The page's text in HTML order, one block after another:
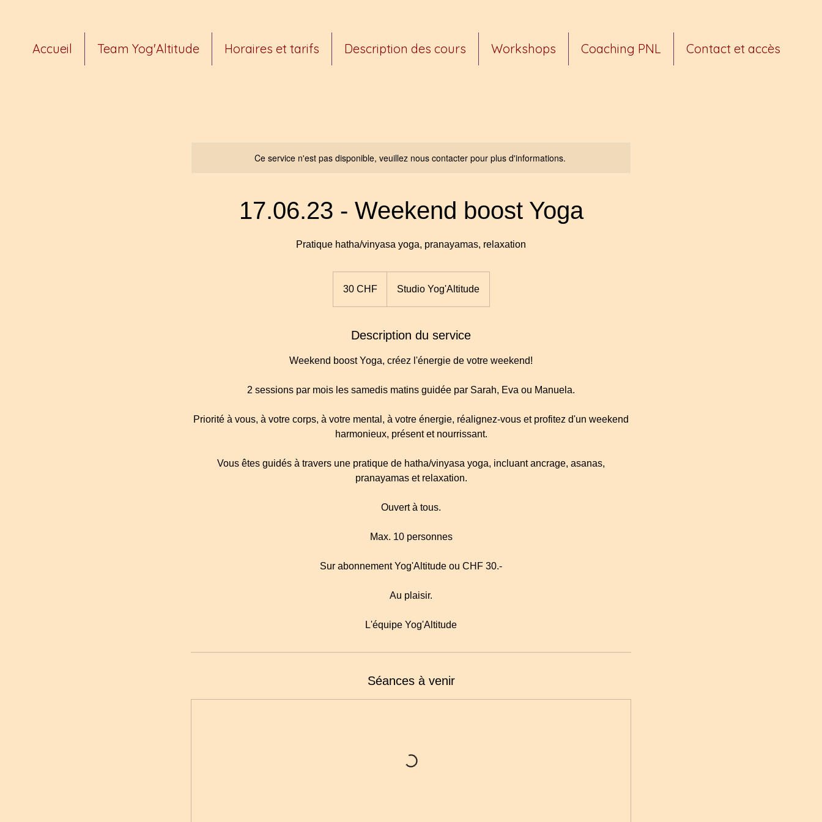
Accueil Team Yog'Altitude Horaires et tarifs Description des cours Workshops Coaching PNL Contact et accès
Ce service n'est pas disponible, veuillez nous contacter pour plus d'informations.
17.06.23 - Weekend boost Yoga
Pratique hatha/vinyasa yoga, pranayamas, relaxation
suisses
30 CHF Studio Yog'Altitude
Description du service
Weekend boost Yoga, créez l'énergie de votre weekend!
2 sessions par mois les samedis matins guidée par Sarah, Eva ou Manuela.
Priorité à vous, à votre corps, à votre mental, à votre énergie, réalignez-vous et profitez d'un weekend
harmonieux, présent et nourrissant.
Vous êtes guidés à travers une pratique de hatha/vinyasa yoga, incluant ancrage, asanas,
pranayamas et relaxation.
Ouvert à tous.
Max. 10 personnes
Sur abonnement Yog'Altitude ou CHF 30.-
Au plaisir.
L'équipe Yog'Altitude
Séances à venir